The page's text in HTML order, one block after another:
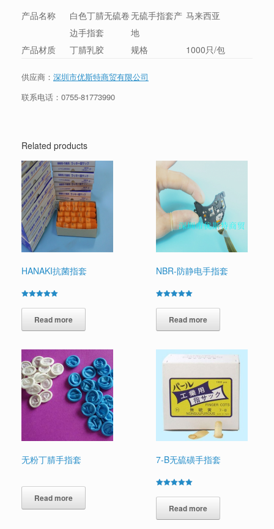
产品名称
白色丁腈无硫卷
边手指套
无硫手指套产
地
马来西亚
产品材质 丁腈乳胶 规格 1000只/包
供应商： 深圳市优斯特商贸有限公司
联系电话： 0755-81773990
Related products
HANAKI抗菌指套
5.00
out of 5Read more
NBR-防静电手指套
5.00
out of 5Read more
无粉丁腈手指套
Read more
7-B无硫磺手指套
5.00
out of 5Read more